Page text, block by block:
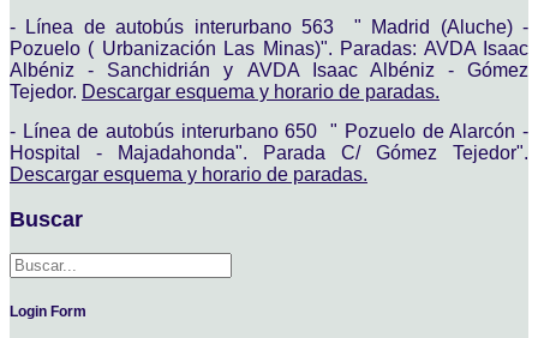
- Línea de autobús interurbano 563 " Madrid (Aluche) -
Pozuelo ( Urbanización Las Minas)". Paradas: AVDA Isaac
Albéniz - Sanchidrián y AVDA Isaac Albéniz - Gómez
Tejedor. Descargar esquema y horario de paradas.
- Línea de autobús interurbano 650 " Pozuelo de Alarcón -
Hospital - Majadahonda". Parada C/ Gómez Tejedor".
Descargar esquema y horario de paradas.
Buscar
Login Form